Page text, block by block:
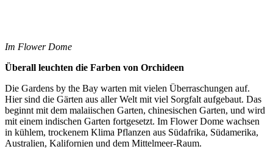
Im Flower Dome
Überall leuchten die Farben von Orchideen
Die Gardens by the Bay warten mit vielen Überraschungen auf.
Hier sind die Gärten aus aller Welt mit viel Sorgfalt aufgebaut. Das
beginnt mit dem malaiischen Garten, chinesischen Garten, und wird
mit einem indischen Garten fortgesetzt. Im Flower Dome wachsen
in kühlem, trockenem Klima Pflanzen aus Südafrika, Südamerika,
Australien, Kalifornien und dem Mittelmeer-Raum.